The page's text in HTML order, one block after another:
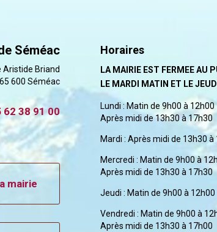
Séméac
Aristide Briand
65 600 Séméac
62 38 91 00
mairie
Horaires
LA MAIRIE EST FERMEE AU
LE MARDI MATIN ET LE
Lundi : Matin de 9h00 à 12h00
Après midi de 13h30 à 17h30
Mardi : Après midi de 13h30 à
Mercredi : Matin de 9h00 à
Après midi de 13h30 à 17h30
Jeudi : Matin de 9h00 à 12h00
Vendredi : Matin de 9h00 à
Après midi de 13h30 à 17h00